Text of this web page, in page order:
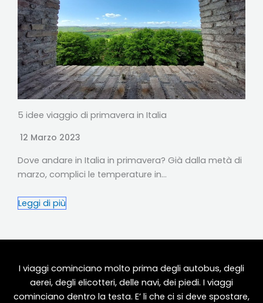
5 idee viaggio di primavera in Italia
12 Marzo 2023
Dove andare in Italia in primavera? Già dalla metà di
marzo, complici le temperature in…
Leggi di più
I viaggi cominciano molto prima degli autobus, degli
aerei, degli elicotteri, delle navi, dei piedi. I viaggi
cominciano dentro la testa. E’ li che ci si deve spostare,